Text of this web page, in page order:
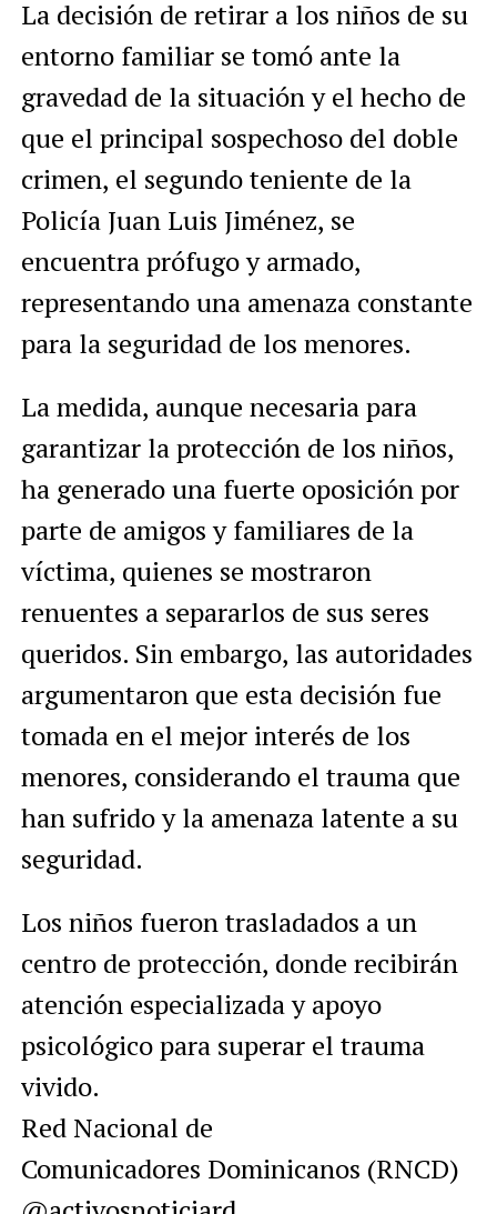
La decisión de retirar a los niños de su
entorno familiar se tomó ante la
gravedad de la situación y el hecho de
que el principal sospechoso del doble
crimen, el segundo teniente de la
Policía Juan Luis Jiménez, se
encuentra prófugo y armado,
representando una amenaza constante
para la seguridad de los menores.
La medida, aunque necesaria para
garantizar la protección de los niños,
ha generado una fuerte oposición por
parte de amigos y familiares de la
víctima, quienes se mostraron
renuentes a separarlos de sus seres
queridos. Sin embargo, las autoridades
argumentaron que esta decisión fue
tomada en el mejor interés de los
menores, considerando el trauma que
han sufrido y la amenaza latente a su
seguridad.
Los niños fueron trasladados a un
centro de protección, donde recibirán
atención especializada y apoyo
psicológico para superar el trauma
vivido.
Red Nacional de
Comunicadores Dominicanos (RNCD)